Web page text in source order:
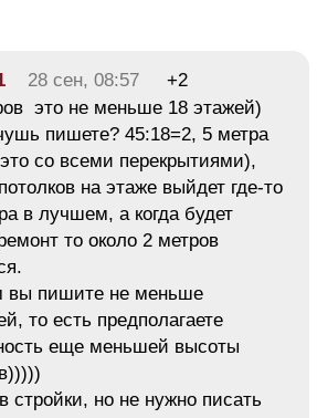
28 сен, 08:57
+2
это не меньше 18 этажей)
пишете? 45:18=2, 5 метра
со всеми перекрытиями),
на этаже выйдет где-то
в лучшем, а когда будет
то около 2 метров
вы пишите не меньше
то есть предполагаете
еще меньшей высоты
стройки, но не нужно писать